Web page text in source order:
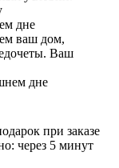
дне
ваш дом,
Ваш
при заказе
через 5 минут